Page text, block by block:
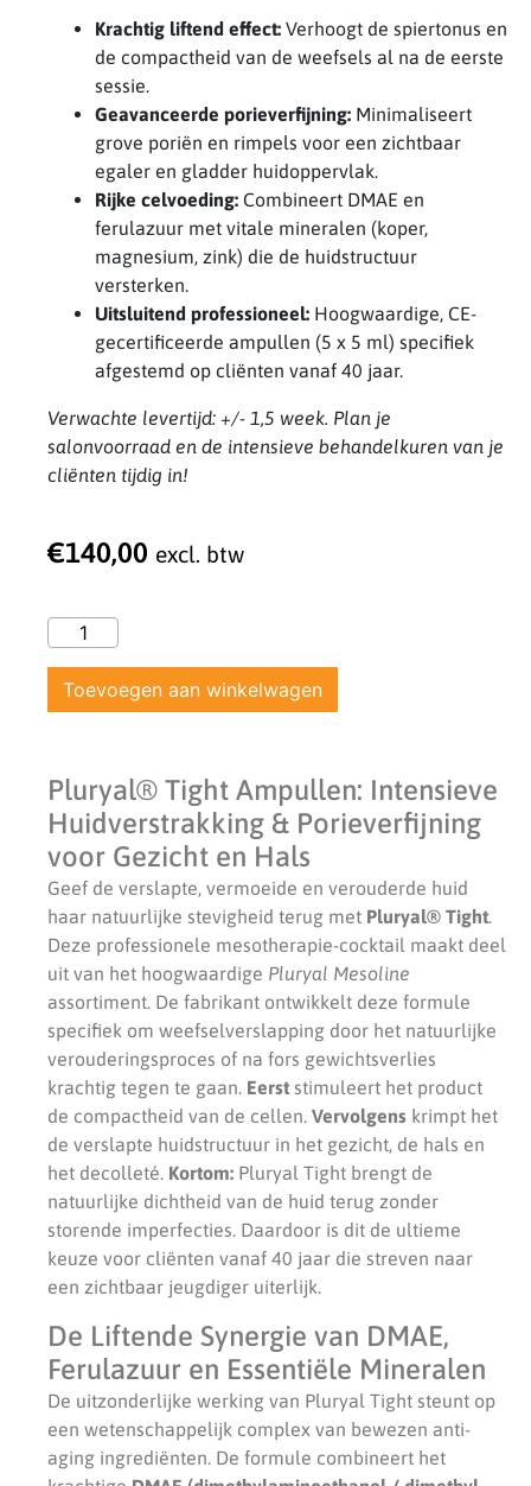
Krachtig liftend effect: Verhoogt de spiertonus en
de compactheid van de weefsels al na de eerste
sessie.
Geavanceerde porieverfijning: Minimaliseert
grove poriën en rimpels voor een zichtbaar
egaler en gladder huidoppervlak.
Rijke celvoeding: Combineert DMAE en
ferulazuur met vitale mineralen (koper,
magnesium, zink) die de huidstructuur
versterken.
Uitsluitend professioneel: Hoogwaardige, CE-
gecertificeerde ampullen (5 x 5 ml) specifiek
afgestemd op cliënten vanaf 40 jaar.
Verwachte levertijd: +/- 1,5 week. Plan je
salonvoorraad en de intensieve behandelkuren van je
cliënten tijdig in!
€140,00 excl. btw
Toevoegen aan winkelwagen
Pluryal® Tight Ampullen: Intensieve
Huidverstrakking & Porieverfijning
voor Gezicht en Hals
Geef de verslapte, vermoeide en verouderde huid
haar natuurlijke stevigheid terug met Pluryal® Tight.
Deze professionele mesotherapie-cocktail maakt deel
uit van het hoogwaardige Pluryal Mesoline
assortiment. De fabrikant ontwikkelt deze formule
specifiek om weefselverslapping door het natuurlijke
verouderingsproces of na fors gewichtsverlies
krachtig tegen te gaan. Eerst stimuleert het product
de compactheid van de cellen. Vervolgens krimpt het
de verslapte huidstructuur in het gezicht, de hals en
het decolleté. Kortom: Pluryal Tight brengt de
natuurlijke dichtheid van de huid terug zonder
storende imperfecties. Daardoor is dit de ultieme
keuze voor cliënten vanaf 40 jaar die streven naar
een zichtbaar jeugdiger uiterlijk.
De Liftende Synergie van DMAE,
Ferulazuur en Essentiële Mineralen
De uitzonderlijke werking van Pluryal Tight steunt op
een wetenschappelijk complex van bewezen anti-
aging ingrediënten. De formule combineert het